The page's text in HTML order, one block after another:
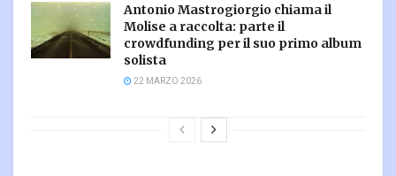
Antonio Mastrogiorgio chiama il
Molise a raccolta: parte il
crowdfunding per il suo primo album
solista
22 MARZO 2026